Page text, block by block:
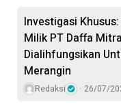
Investigasi
Milik PT Daffa
Dialihfungsikan
Merangin
Redaksi 26/07/